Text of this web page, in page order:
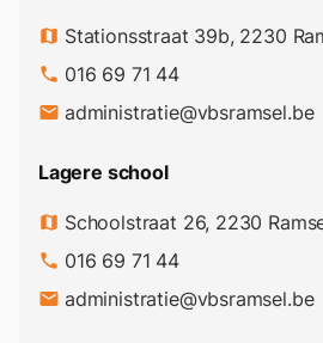
map Stationsstraat 39b, 2230
phone 016 69 71 44
email administratie@vbsramsel.be
Lagere school
map Schoolstraat 26, 2230
phone 016 69 71 44
email administratie@vbsramsel.be